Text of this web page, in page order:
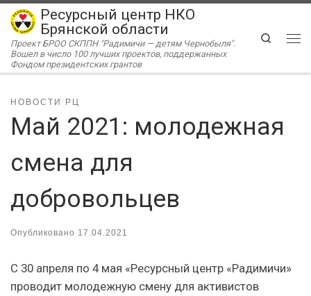
Перейти к содержимому
Ресурсный центр НКО
Брянской области
Проект БРОО СКППН "Радимичи — детям Чернобыля".
Вошел в число 100 лучших проектов, поддержанных
Фондом президентских грантов
Search
НОВОСТИ РЦ
Май 2021: молодежная
смена для
добровольцев
Опубликовано 17.04.2021
С 30 апреля по 4 мая «Ресурсный центр «Радимичи»
проводит молодежную смену для активистов